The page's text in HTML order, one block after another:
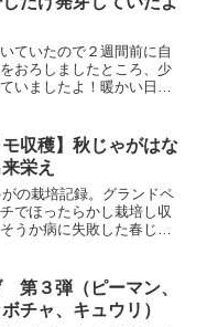
ていたので２週間前に自
おろしましたところ、少
いましたよ！暖かい日が
収穫ができそうです。
モ収穫】秋じゃがはな
栄え
の栽培記録。グランドペ
でほったらかし栽培し収
うか病に失敗した春じゃ
。
第３弾（ピーマン、
チャ、キュウリ）